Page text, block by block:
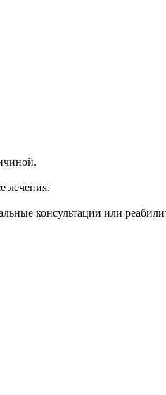
лечения.
консультации или